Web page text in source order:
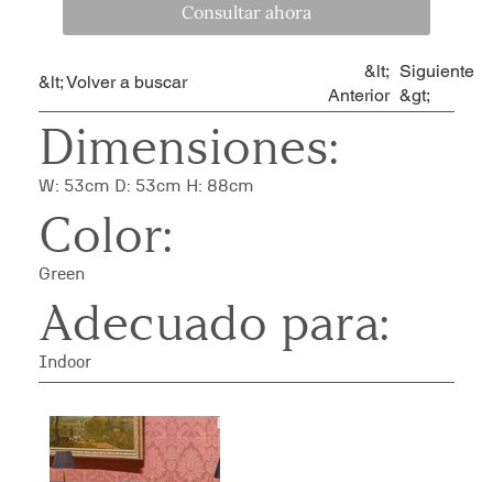
&lt; Volver a buscar
&lt;
Anterior
Siguiente
&gt;
Dimensiones:
Color:
Adecuado para:
W: 53cm D: 53cm H: 88cm
Green
Indoor
Consultar ahora